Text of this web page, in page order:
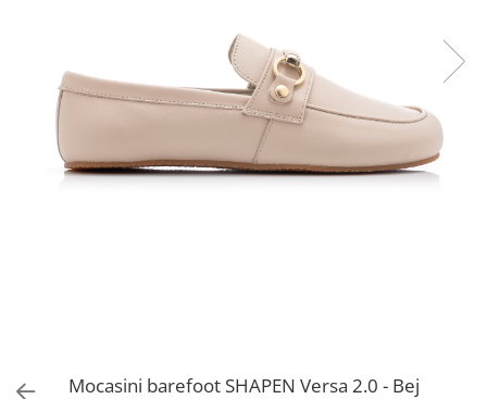
Reduceri
Mocasini barefoot SHAPEN Versa 2.0 - Bej